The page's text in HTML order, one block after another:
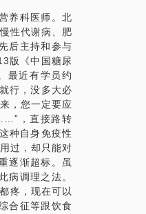
就几小时
的营养与
备而来！
养科医师。北
性代谢病、肥
后主持和参与
版《中国糖尿
最近有学员约
行，没多大必
，您一定要应
，直接路转
种自身免疫性
过，却只能对
逐渐超标。虽
病调理之法。
疼，现在可以
合征等跟饮食